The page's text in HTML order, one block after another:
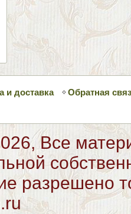
и доставка
Обратная
Все
разрешено